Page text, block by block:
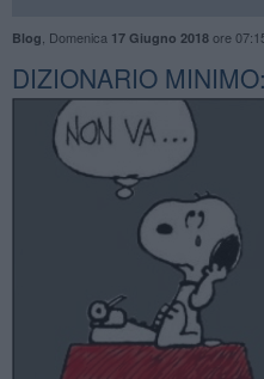
Blog Domenica 17 Giugno 2018ore
DIZIONARIO